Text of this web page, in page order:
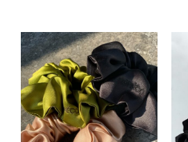
ДОБАВЯНЕ В
КОЛИЧКАТА